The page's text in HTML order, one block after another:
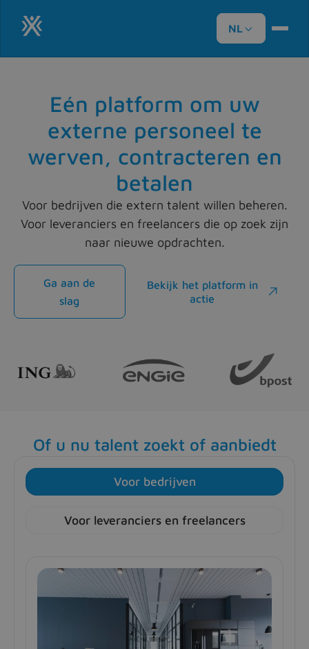
NL
Eén platform om uw
externe personeel te
werven, contracteren en
betalen
Voor bedrijven die extern talent willen beheren.
Voor leveranciers en freelancers die op zoek zijn
naar nieuwe opdrachten.
Ga aan de
slag
Bekijk het platform in
actie

Of u nu talent zoekt of aanbiedt
Voor bedrijven
Voor leveranciers en freelancers